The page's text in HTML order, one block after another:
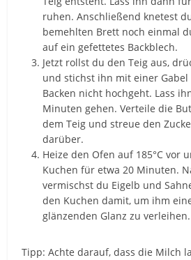
ruhen. Anschließend knetest
bemehlten Brett noch einmal
auf ein gefettetes Backblech.
Jetzt rollst du den Teig aus,
und stichst ihn mit einer
Backen nicht hochgeht. Lass
Minuten gehen. Verteile die
dem Teig und streue den
darüber.
Heize den Ofen auf 185°C vor
Kuchen für etwa 20 Minuten.
vermischst du Eigelb und
den Kuchen damit, um ihm
glänzenden Glanz zu verleihen.
Tipp: Achte darauf, dass die Milch